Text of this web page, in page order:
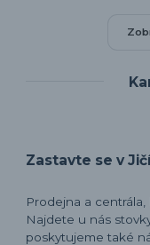
Zastavte se v
Prodejna a centrála,
Najdete u nás
poskytujeme také